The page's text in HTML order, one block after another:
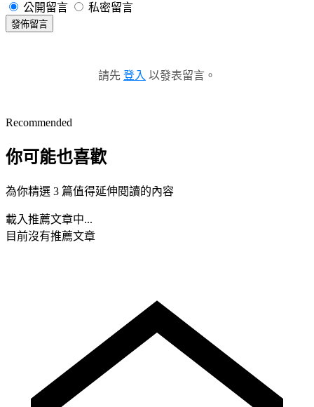
公開留言 私密留言
發佈留言
請先 登入 以發表留言。
Recommended
你可能也喜歡
為你精選 3 篇值得延伸閱讀的內容
載入推薦文章中...
目前沒有推薦文章